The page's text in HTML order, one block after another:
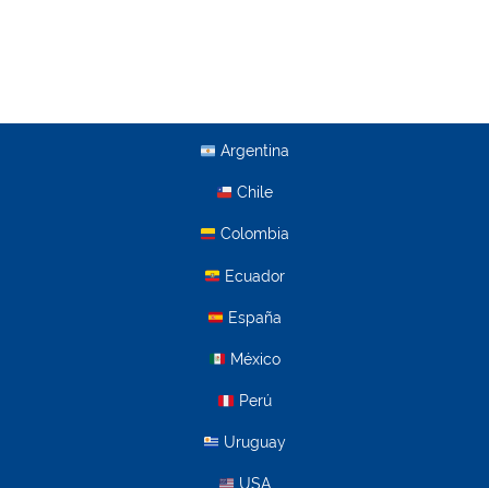
Argentina
Chile
Colombia
Ecuador
España
México
Perú
Uruguay
USA